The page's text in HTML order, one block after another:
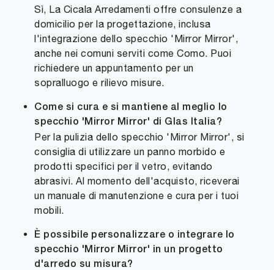
Sì, La Cicala Arredamenti offre consulenze a
domicilio per la progettazione, inclusa
l'integrazione dello specchio 'Mirror Mirror',
anche nei comuni serviti come Como. Puoi
richiedere un appuntamento per un
sopralluogo e rilievo misure.
Come si cura e si mantiene al meglio lo
specchio 'Mirror Mirror' di Glas Italia?
Per la pulizia dello specchio 'Mirror Mirror', si
consiglia di utilizzare un panno morbido e
prodotti specifici per il vetro, evitando
abrasivi. Al momento dell'acquisto, riceverai
un manuale di manutenzione e cura per i tuoi
mobili.
È possibile personalizzare o integrare lo
specchio 'Mirror Mirror' in un progetto
d'arredo su misura?